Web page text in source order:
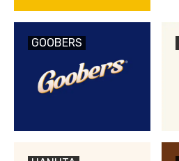
GOOBERS